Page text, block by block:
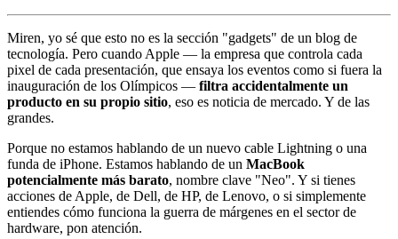
Miren, yo sé que esto no es la sección "gadgets" de un blog de
tecnología. Pero cuando Apple — la empresa que controla cada
pixel de cada presentación, que ensaya los eventos como si fuera la
inauguración de los Olímpicos — filtra accidentalmente un
producto en su propio sitio, eso es noticia de mercado. Y de las
grandes.
Porque no estamos hablando de un nuevo cable Lightning o una
funda de iPhone. Estamos hablando de un MacBook
potencialmente más barato, nombre clave "Neo". Y si tienes
acciones de Apple, de Dell, de HP, de Lenovo, o si simplemente
entiendes cómo funciona la guerra de márgenes en el sector de
hardware, pon atención.